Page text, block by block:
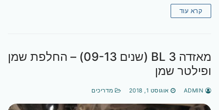
קרא עוד
מאזדה 3 BL (שנים 09-13) – החלפת שמן
ופילטר שמן
אוגוסט 1, 2018 מדריכים